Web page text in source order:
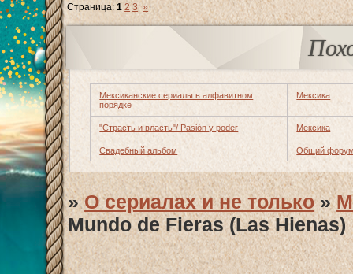
Страница:1 2 3 »
Мексиканские сериалы в алфавитном
порядке
Мексика
"Страсть и власть"/ Pasión y poder Мексика
Свадебный альбом Общий
»О сериалах и не только »
Mundo de Fieras (Las Hienas)